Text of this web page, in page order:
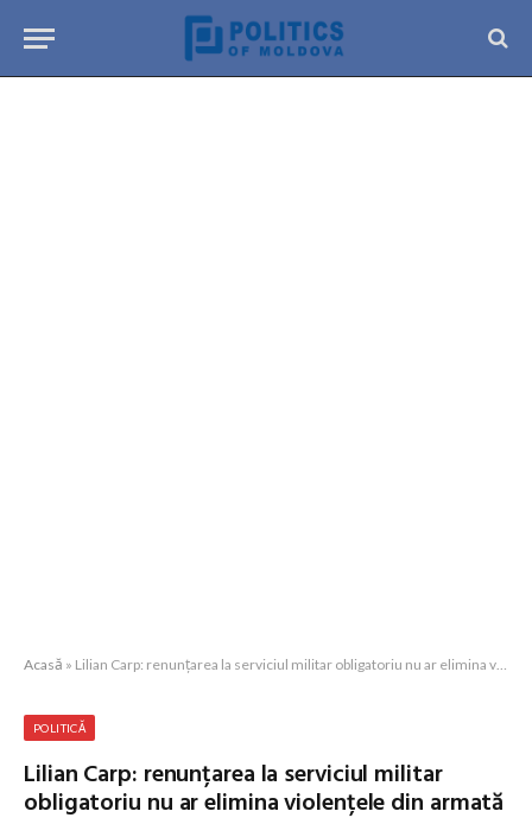
Acasă » Lilian Carp: renunțarea la serviciul militar obligatoriu nu ar elimina violențele din armată
POLITICĂ
Lilian Carp: renunțarea la serviciul militar
obligatoriu nu ar elimina violențele din armată